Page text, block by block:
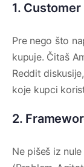
1.
Pre nego što
kupuje. Čitaš
Reddit
koje kupci
2.
Ne pišeš iz